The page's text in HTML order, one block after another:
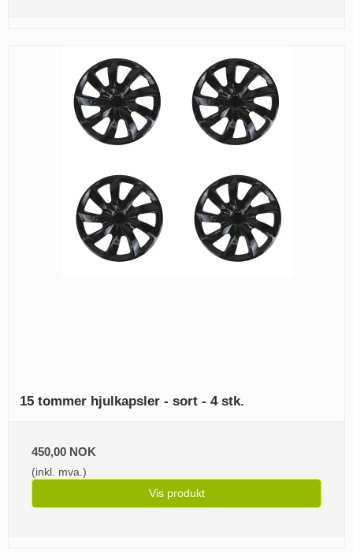
15 tommer hjulkapsler - sort - 4 stk.
450,00 NOK
(inkl. mva.)
Vis produkt